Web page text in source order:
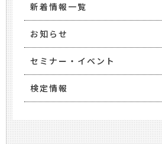
新着情報一覧
お知らせ
セミナー・イベント
検定情報